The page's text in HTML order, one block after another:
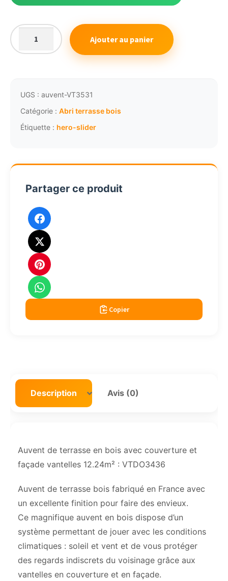
quantité
de
terrasse
bois
avec
ventelles
Ajouter au panier
UGS : auvent-VT3531
Catégorie : Abri terrasse bois
Étiquette : hero-slider
Partager ce produit
Copier
Description Avis (0)
Auvent de terrasse en bois avec couverture et
façade vantelles 12.24m² : VTDO3436
Auvent de terrasse bois fabriqué en France avec
un excellente finition pour faire des envieux.
Ce magnifique auvent en bois dispose d’un
système permettant de jouer avec les conditions
climatiques : soleil et vent et de vous protéger
des regards indiscrets du voisinage grâce aux
vantelles en couverture et en façade.